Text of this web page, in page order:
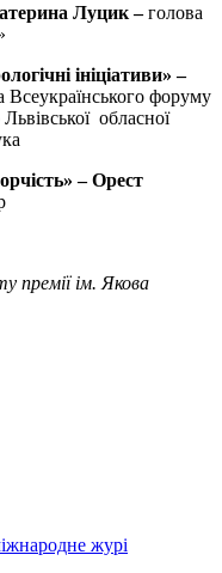
Луцик –голова
ініціативи» –
Всеукраїнського форуму
обласної
» – Орест
премії ім. Якова
журі